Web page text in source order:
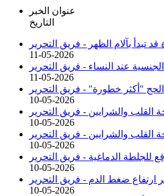
عنوان الخبر
التاريخ
تبدأ بآلام الظهر - فريق التحرير
11-05-2026
عند النساء - فريق التحرير
11-05-2026
"أكثر خطورة" - فريق التحرير
10-05-2026
القلب والشرايين - فريق التحرير
10-05-2026
القلب والشرايين - فريق التحرير
10-05-2026
للجلطة الدماغية - فريق التحرير
10-05-2026
ارتفاع ضغط الدم - فريق التحرير
10-05-2026